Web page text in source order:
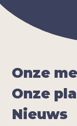
Onze
Onze
Nieuws